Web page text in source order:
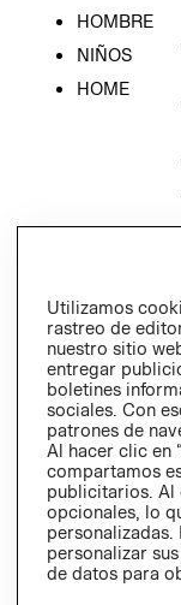
HOMBRE
NIÑOS
HOME
Utilizamos
rastreo de
nuestro sitio
entregar
boletines
sociales. Con
patrones de
Al hacer clic en
compartamos
publicitarios. Al
opcionales, lo
personalizar
de datos para